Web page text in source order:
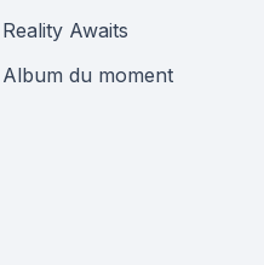
Reality Awaits
Album du moment